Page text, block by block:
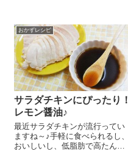
1、しょうがの絞り汁 小さじ...
おかずレシピ
サラダチキンにぴったり！
レモン醤油♪
最近サラダチキンが流行ってい
ますね～♪手軽に食べられるし、
おいしいし、低脂肪で高たんぱ